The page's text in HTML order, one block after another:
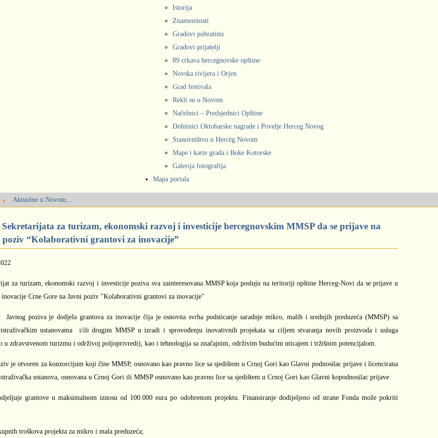
Istorija
Znamenitosti
Gradovi pobratimi
Gradovi prijatelji
89 crkava hercegnovske opštine
Novska rivijera i Orjen
Grad festivala
Rekli su o Novom
Načelnici – Predsjednici Opštine
Dobitnici Oktobarske nagrade i Povelje Herceg Novog
Stanovništvo u Herceg Novom
Mape i karte grada i Boke Kotorske
Galerija fotografija
Mapa portala
Aktuelno u Novom...
Sekretarijata za turizam, ekonomski razvoj i investicije hercegnovskim MMSP da se prijave na
“Kolaborativni grantovi za inovacije”
za turizam, ekonomski razvoj i investicije poziva sva zainteresovana MMSP koja posluju na teritoriji opštine Herceg-Novi da se prijave u
inovacije Crne Gore na Javni poziv "Kolaborativni grantovi za inovacije"
Javnog poziva je dodjela grantova za inovacije čija je osnovna svrha podsticanje saradnje mikro, malih i srednjih preduzeća (MMSP) sa
istraživačkim ustanovama i/ili drugim MMSP u izradi i sprovođenju inovativnih projekata sa ciljem stvaranja novih proizvoda i usluga
u zdravstvenom turizmu i održivoj poljoprivredi), kao i tehnologija sa značajnim, održivim budućim uticajem i tržišnim potencijalom.
je otvoren za konzorcijum koji čine MMSP, osnovano kao pravno lice sa sjedištem u Crnoj Gori kao Glavni podnosilac prijave i licencirana
ustanova, osnovana u Crnoj Gori ili MMSP osnovano kao pravno lice sa sjedištem u Crnoj Gori kao Glavni kopodnosilac prijave.
grantove u maksimalnom iznosu od 100.000 eura po odobrenom projektu. Finansiranje dodijeljeno od strane Fonda može pokriti
troškova projekta za mikro i mala preduzeća;